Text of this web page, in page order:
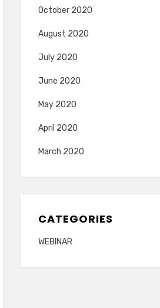
October 2020
August 2020
July 2020
June 2020
May 2020
April 2020
March 2020
CATEGORIES
WEBINAR